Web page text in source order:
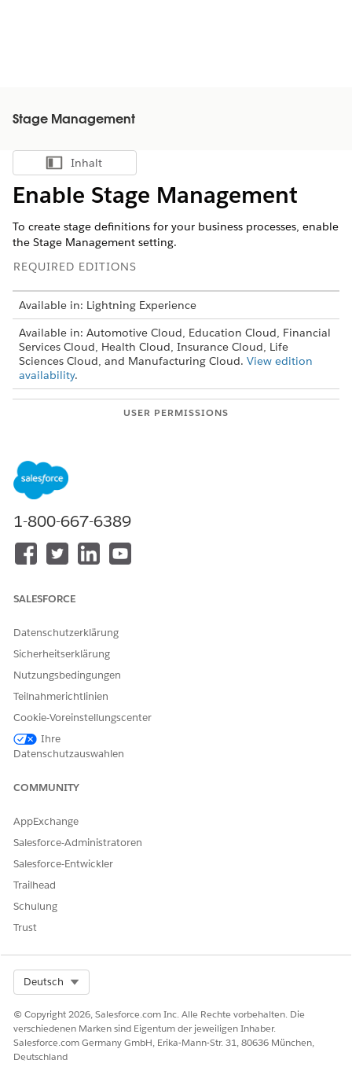
Stage Management
Inhalt anzeigen
Inhalt
Enable Stage Management
To create stage definitions for your business processes, enable
the Stage Management setting.
REQUIRED EDITIONS
Available in: Lightning Experience
Available in: Automotive Cloud, Education Cloud, Financial
Services Cloud, Health Cloud, Insurance Cloud, Life
Sciences Cloud, and Manufacturing Cloud. View edition
availability.
USER PERMISSIONS
management:
To enable stage
To start working with Stage Management, enable it in Setup.
From Setup, in the Quick Find box, enter
Turn on Stage Management.
KONNTEN SIE IHR PROBLEM MITHILFE DIESES ARTIKELS
Geben Sie uns Feedback, damit wir uns verbessern können.
1-800-667-6389
SALESFORCE
Datenschutzerklärung
Sicherheitserklärung
Nutzungsbedingungen
Teilnahmerichtlinien
Cookie-Voreinstellungscenter
Ihre
Datenschutzauswahlen
COMMUNITY
AppExchange
Salesforce-Administratoren
Salesforce-Entwickler
Trailhead
Schulung
Trust
Deutsch
© Copyright 2026, Salesforce.com Inc. Alle Rechte vorbehalten. Die
verschiedenen Marken sind Eigentum der jeweiligen Inhaber.
Salesforce.com Germany GmbH, Erika-Mann-Str. 31, 80636 München,
Deutschland